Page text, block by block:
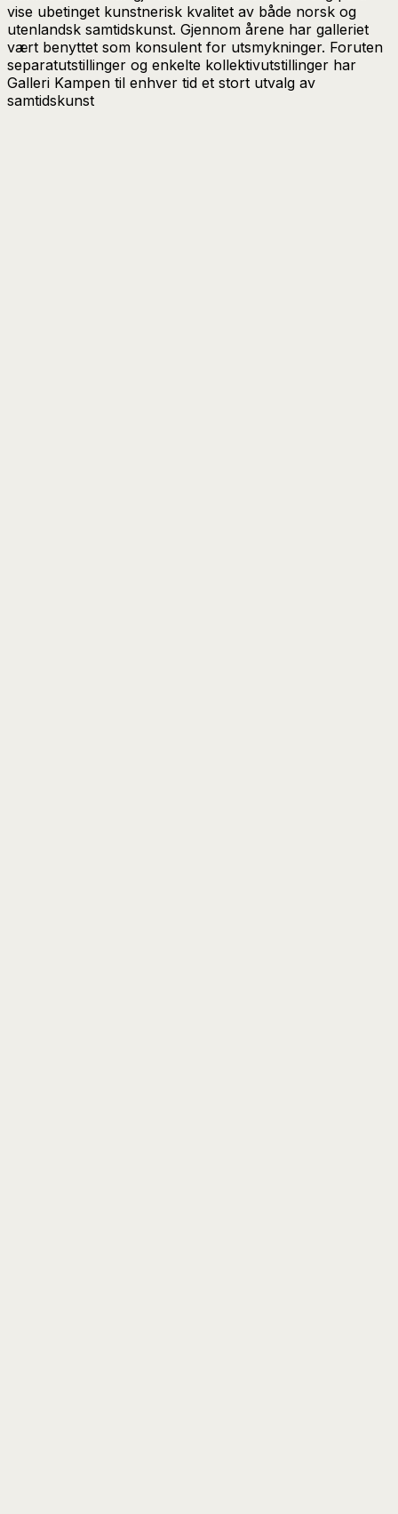
vise ubetinget kunstnerisk kvalitet av både norsk og
utenlandsk samtidskunst. Gjennom årene har galleriet
vært benyttet som konsulent for utsmykninger. Foruten
separatutstillinger og enkelte kollektivutstillinger har
Galleri Kampen til enhver tid et stort utvalg av
samtidskunst